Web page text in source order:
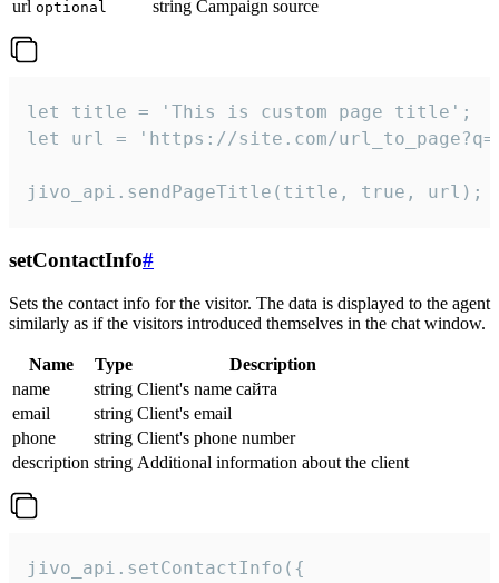
url optional string Campaign source
let title = 'This is custom page title';
let url = 'https://site.com/
jivo_api.sendPageTitle(title, true, url);
setContactInfo#
Sets the contact info for the visitor. The data is displayed to the agent
similarly as if the visitors introduced themselves in the chat window.
Name Type
Description
name
string Client's name сайта
email
string Client's email
phone
string Client's phone number
description string Additional information about the client
jivo_api.setContactInfo({